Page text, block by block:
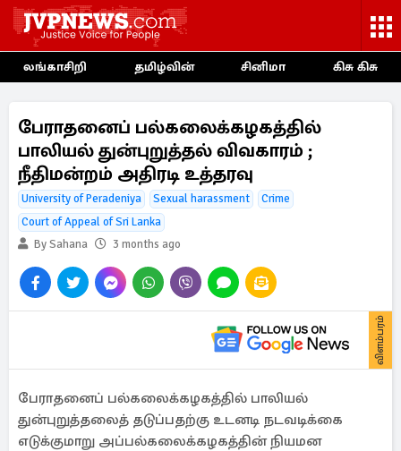
லங்காசிறி தமிழ்வின் சினிமா கிசு கிசு
பேராதனைப் பல்கலைக்கழகத்தில்
பாலியல் துன்புறுத்தல் விவகாரம் ;
நீதிமன்றம் அதிரடி உத்தரவு
University of Peradeniya Sexual harassment
Crime
Court of Appeal of Sri Lanka
By Sahana
3 months ago
விளம்பரம்
பேராதனைப் பல்கலைக்கழகத்தில் பாலியல்
துன்புறுத்தலைத் தடுப்பதற்கு உடனடி நடவடிக்கை
எடுக்குமாறு அப்பல்கலைக்கழகத்தின் நியமன